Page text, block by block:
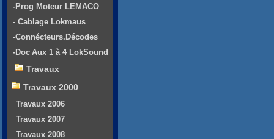
-Prog Moteur LEMACO
- Cablage Lokmaus
-Connécteurs.Décodes
-Doc Aux 1 à 4 LokSound
Travaux
Travaux 2000
Travaux 2006
Travaux 2007
Travaux 2008